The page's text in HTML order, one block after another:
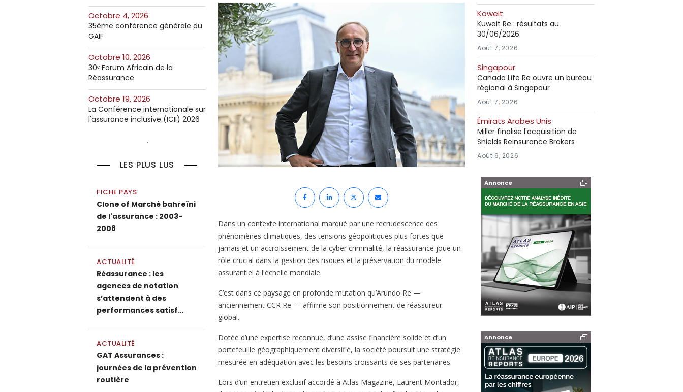
octobre 4, 2026
35ème conférence générale du
GAIF
octobre 10, 2026
30ᵉ Forum Africain de la
Réassurance
octobre 19, 2026
La Conférence internationale sur
l'assurance inclusive (ICII) 2026
LES PLUS LUS
FICHE PAYS
Clone of Marché bahreïni
de l'assurance : 2003-
2008
ACTUALITÉ
Réassurance : les
agences de notation
s’attendent à des
performances satisf…
ACTUALITÉ
GAT Assurances :
journées de la prévention
routière
Dans un contexte international marqué par une recrudescence des
phénomènes climatiques, des tensions géopolitiques plus fortes que
jamais et un accroissement de la cyber criminalité, la réassurance joue un
rôle crucial dans la gestion des risques et la préservation du modèle
assurantiel à l'échelle mondiale.
C’est dans ce paysage en profonde mutation qu’Arundo Re —
anciennement CCR Re — affirme son positionnement de réassureur
global.
Dotée d’une expertise reconnue, d’une assise financière solide et d’un
portefeuille géographiquement diversifié, la société poursuit une stratégie
mesurée en adéquation avec les besoins croissants de ses partenaires.
Lors d’un entretien exclusif accordé à Atlas Magazine, Laurent Montador,
Koweit
Kuwait Re : résultats au
30/06/2026
Août 7, 2026
Singapour
Canada Life Re ouvre un bureau
régional à Singapour
Août 7, 2026
Émirats Arabes Unis
Miller finalise l'acquisition de
Shields Reinsurance Brokers
Août 6, 2026
Annonce
Annonce